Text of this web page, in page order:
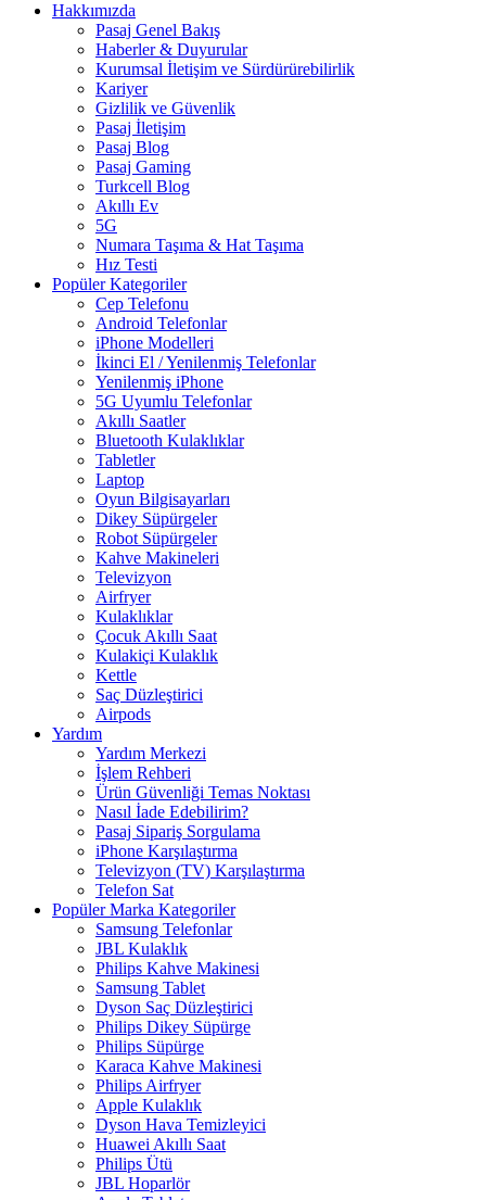
Hakkımızda
Pasaj Genel Bakış
Haberler & Duyurular
Kurumsal İletişim ve Sürdürürebilirlik
Kariyer
Gizlilik ve Güvenlik
Pasaj İletişim
Pasaj Blog
Pasaj Gaming
Turkcell Blog
Akıllı Ev
5G
Numara Taşıma & Hat Taşıma
Hız Testi
Popüler Kategoriler
Cep Telefonu
Android Telefonlar
iPhone Modelleri
İkinci El / Yenilenmiş Telefonlar
Yenilenmiş iPhone
5G Uyumlu Telefonlar
Akıllı Saatler
Bluetooth Kulaklıklar
Tabletler
Laptop
Oyun Bilgisayarları
Dikey Süpürgeler
Robot Süpürgeler
Kahve Makineleri
Televizyon
Airfryer
Kulaklıklar
Çocuk Akıllı Saat
Kulakiçi Kulaklık
Kettle
Saç Düzleştirici
Airpods
Yardım
Yardım Merkezi
İşlem Rehberi
Ürün Güvenliği Temas Noktası
Nasıl İade Edebilirim?
Pasaj Sipariş Sorgulama
iPhone Karşılaştırma
Televizyon (TV) Karşılaştırma
Telefon Sat
Popüler Marka Kategoriler
Samsung Telefonlar
JBL Kulaklık
Philips Kahve Makinesi
Samsung Tablet
Dyson Saç Düzleştirici
Philips Dikey Süpürge
Philips Süpürge
Karaca Kahve Makinesi
Philips Airfryer
Apple Kulaklık
Dyson Hava Temizleyici
Huawei Akıllı Saat
Philips Ütü
JBL Hoparlör